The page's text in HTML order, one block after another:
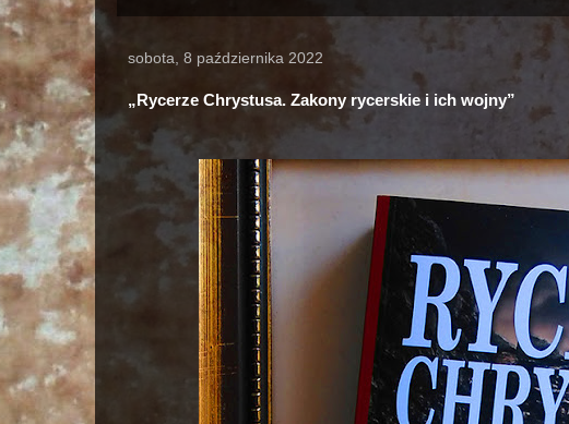
sobota, 8 października 2022
„Rycerze Chrystusa. Zakony rycerskie i ich wojny”